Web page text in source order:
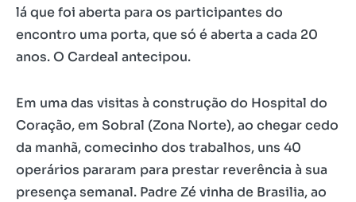
lá que foi aberta para os participantes do
encontro uma porta, que só é aberta a cada 20
anos. O Cardeal antecipou.
Em uma das visitas à construção do Hospital do
Coração, em Sobral (Zona Norte), ao chegar cedo
da manhã, comecinho dos trabalhos, uns 40
operários pararam para prestar reverência à sua
presença semanal. Padre Zé vinha de Brasilia, ao